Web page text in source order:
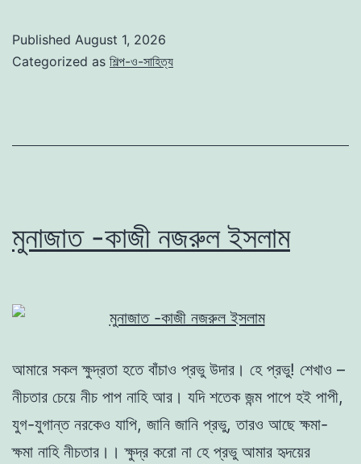
Published August 1, 2026
Categorized as শিল্প-ও-সাহিত্য
মুনাজাত -কাজী নজরুল ইসলাম
আমারে সকল ক্ষুদ্রতা হতে বাঁচাও প্রভু উদার। হে প্রভু! শেখাও –
নীচতার চেয়ে নীচ পাপ নাহি আর। যদি শতেক জন্ম পাপে হই পাপী,
যুগ-যুগান্ত নরকেও যাপি, জানি জানি প্রভু, তারও আছে ক্ষমা-
ক্ষমা নাহি নীচতার।। ক্ষুদ্র করো না হে প্রভু আমার হৃদয়ের